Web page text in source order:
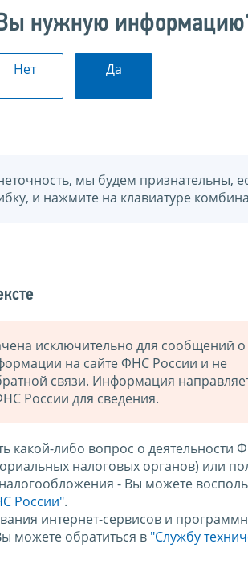
нужную
Нет Да
мы будем признательны,
и нажмите на клавиатуре
исключительно для сообщений о
на сайте ФНС России и не
связи. Информация
России для сведения.
какой-либо вопрос о деятельности
налоговых органов) или
- Вы можете
России".
интернет-сервисов и
можете обратиться в "Службу